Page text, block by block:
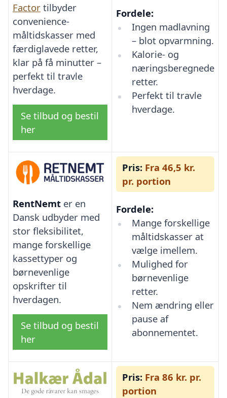
Factor tilbyder
convenience-
måltidskasser med
færdiglavede retter,
klar på få minutter –
perfekt til travle
hverdage.
Se tilbud og bestil
her
Fordele:
Ingen madlavning
– blot opvarmning.
Kalorie- og
næringsberegnede
retter.
Perfekt til travle
hverdage.
RentNemt er en
Dansk udbyder med
stor fleksibilitet,
mange forskellige
kassettyper og
børnevenlige
opskrifter til
hverdagen.
Se tilbud og bestil
her
Pris: Fra 46,5 kr.
pr. portion
Fordele:
Mange forskellige
måltidskasser at
vælge imellem.
Mulighed for
børnevenlige
retter.
Nem ændring eller
pause af
abonnementet.
Pris: Fra 86 kr. pr.
portion